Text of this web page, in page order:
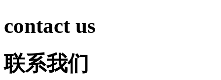
contact us
联系我们